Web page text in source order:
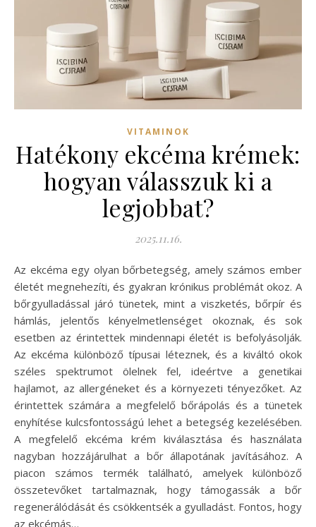
VITAMINOK
Hatékony ekcéma krémek:
hogyan válasszuk ki a
legjobbat?
2025.11.16.
Az ekcéma egy olyan bőrbetegség, amely számos ember
életét megnehezíti, és gyakran krónikus problémát okoz. A
bőrgyulladással járó tünetek, mint a viszketés, bőrpír és
hámlás, jelentős kényelmetlenséget okoznak, és sok
esetben az érintettek mindennapi életét is befolyásolják.
Az ekcéma különböző típusai léteznek, és a kiváltó okok
széles spektrumot ölelnek fel, ideértve a genetikai
hajlamot, az allergéneket és a környezeti tényezőket. Az
érintettek számára a megfelelő bőrápolás és a tünetek
enyhítése kulcsfontosságú lehet a betegség kezelésében.
A megfelelő ekcéma krém kiválasztása és használata
nagyban hozzájárulhat a bőr állapotának javításához. A
piacon számos termék található, amelyek különböző
összetevőket tartalmaznak, hogy támogassák a bőr
regenerálódását és csökkentsék a gyulladást. Fontos, hogy
az ekcémás…